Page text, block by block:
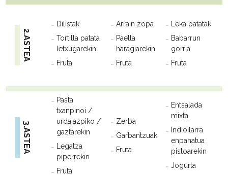
2.ASTEA
Dilistak
Tortilla patata
letxugarekin
Fruta
Arrain zopa
Paella
haragiarekin
Fruta
Leka patatak
Babarrun
gorria
Fruta
3.ASTEA
Pasta
txanpinoi /
urdaiazpiko /
gaztarekin
Legatza
piperrekin
Fruta
Zerba
Garbantzuak
Fruta
Entsalada
mixta
Indioilarra
enpanatua
pistoarekin
Jogurta